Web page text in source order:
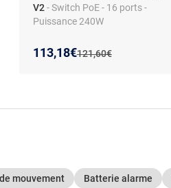
V2- Switch PoE - 16 ports -
Puissance 240W
Ancien prix :
121,60€
Nouveau prix :
113,18€
Réduction de :
mouvement Batterie alarme